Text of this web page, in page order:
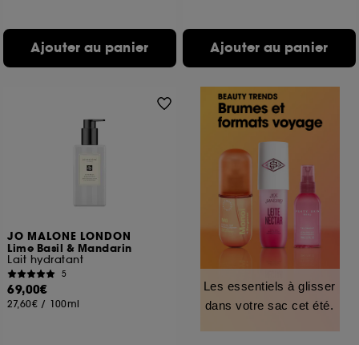
Ajouter au panier Ajouter au panier
JO MALONE LONDON
Lime Basil & Mandarin
Lait hydratant
5
69,00€
27,60€ / 100ml
Les essentiels à glisser
dans votre sac cet été.